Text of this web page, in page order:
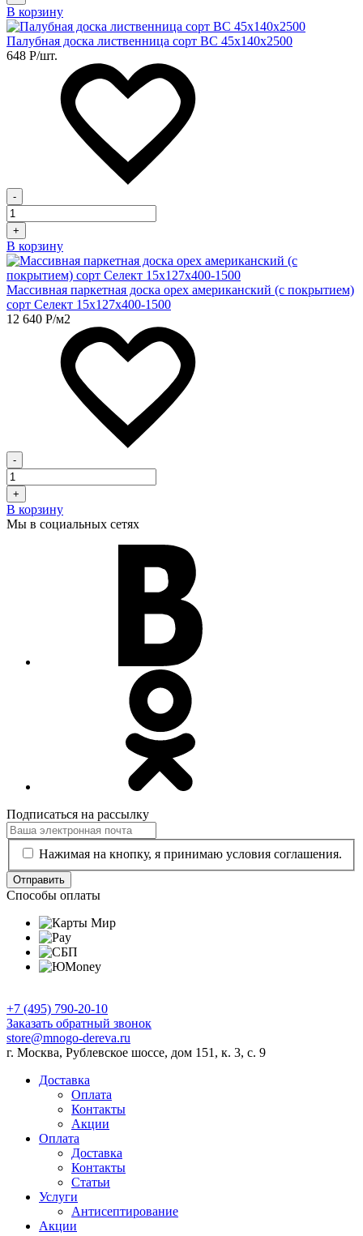
В корзину
Палубная доска лиственница сорт BC 45х140х2500
648 Р/шт.
-
+
В корзину
Массивная паркетная доска орех американский (с покрытием)
сорт Селект 15х127х400-1500
12 640 Р/м2
-
+
В корзину
Мы в социальных сетях
Подписаться на рассылку
Нажимая на кнопку, я принимаю условия соглашения.
Отправить
Способы оплаты
+7 (495) 790-20-10
Заказать обратный звонок
store@mnogo-dereva.ru
г. Москва, Рублевское шоссе, дом 151, к. 3, с. 9
Доставка
Оплата
Контакты
Акции
Оплата
Доставка
Контакты
Статьи
Услуги
Антисептирование
Акции